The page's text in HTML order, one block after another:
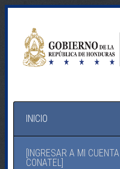
INICIO
[INGRESAR A MI CUENTA
CONATEL]